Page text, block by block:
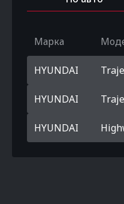
Марка
HYUNDAI
HYUNDAI
HYUNDAI